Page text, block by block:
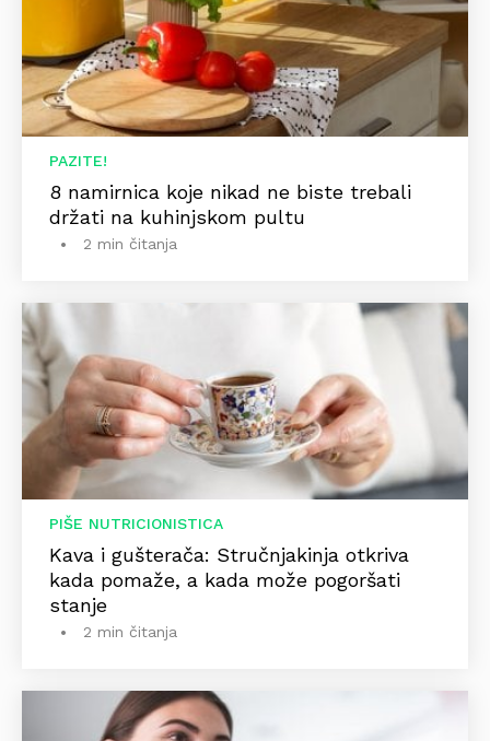
PAZITE!
8 namirnica koje nikad ne biste trebali
držati na kuhinjskom pultu
2 min čitanja
PIŠE NUTRICIONISTICA
Kava i gušterača: Stručnjakinja otkriva
kada pomaže, a kada može pogoršati
stanje
2 min čitanja